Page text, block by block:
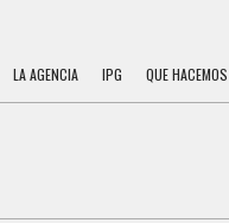
LA AGENCIA IPG QUE HACEMOS